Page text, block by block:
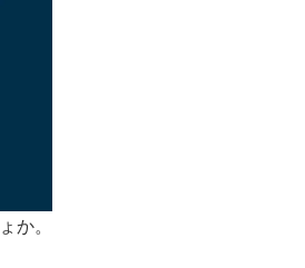
か。